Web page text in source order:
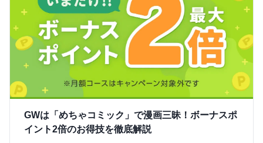
GWは「めちゃコミック」で漫画三昧！ボーナスポ
イント2倍のお得技を徹底解説